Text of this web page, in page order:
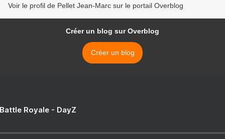
Voir le profil de Pellet Jean-Marc sur le portail Overblog
Créer un blog sur Overblog
Créer un blog
Royale - DayZ